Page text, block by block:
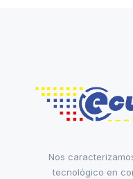
Nos
tecnológico en